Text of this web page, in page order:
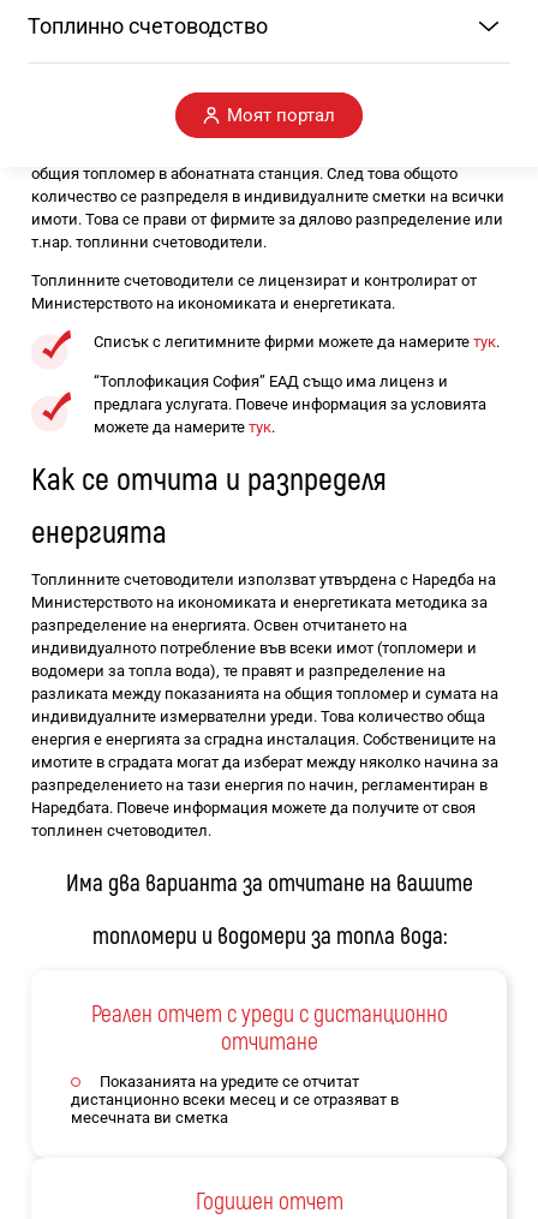
Топлинно счетоводство
Моят портал
Какво е дялово разпределение
общия топломер в абонатната станция. След това общото
количество се разпределя в индивидуалните сметки на всички
имоти. Това се прави от фирмите за дялово разпределение или
т.нар. топлинни счетоводители.
Топлинните счетоводители се лицензират и контролират от
Министерството на икономиката и енергетиката.
Списък с легитимните фирми можете да намеритетук.
“Топлофикация София” ЕАД също има лиценз и
предлага услугата. Повече информация за условията
можете да намеритетук.
Как се отчита и разпределя
енергията
Топлинните счетоводители използват утвърдена с Наредба на
Министерството на икономиката и енергетиката методика за
разпределение на енергията. Освен отчитането на
индивидуалното потребление във всеки имот (топломери и
водомери за топла вода), те правят и разпределение на
разликата между показанията на общия топломер и сумата на
индивидуалните измервателни уреди. Това количество обща
енергия е енергията за сградна инсталация. Собствениците на
имотите в сградата могат да изберат между няколко начина за
разпределението на тази енергия по начин, регламентиран в
Наредбата. Повече информация можете да получите от своя
топлинен счетоводител.
Има два варианта за отчитане на вашите
топломери и водомери за топла вода:
Реален отчет с уреди с дистанционно
отчитане
Показанията на уредите се отчитат
дистанционно всеки месец и се отразяват в
месечната ви сметка
Годишен отчет